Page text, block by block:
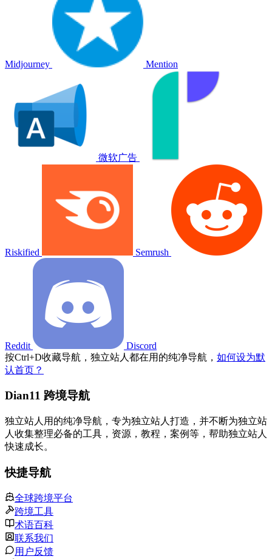
Midjourney Mention
微软广告
Riskified Semrush
Reddit
Discord
按Ctrl+D收藏导航，独立站人都在用的纯净导航， 如何设为默
认首页？
Dian11 跨境导航
独立站人用的纯净导航，专为独立站人打造，并不断为独立站
人收集整理必备的工具，资源，教程，案例等，帮助独立站人
快速成长。
快捷导航
全球跨境平台
跨境工具
术语百科
联系我们
用户反馈